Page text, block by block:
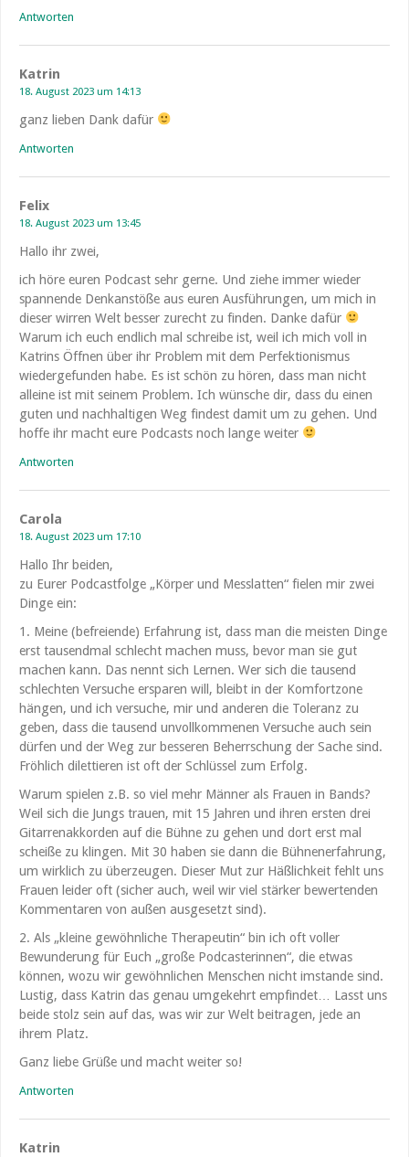
Antworten
Katrin
18. August 2023 um 14:13
ganz lieben Dank dafür
Antworten
Felix
18. August 2023 um 13:45
Hallo ihr zwei,
ich höre euren Podcast sehr gerne. Und ziehe immer wieder
spannende Denkanstöße aus euren Ausführungen, um mich in
dieser wirren Welt besser zurecht zu finden. Danke dafür
Warum ich euch endlich mal schreibe ist, weil ich mich voll in
Katrins Öffnen über ihr Problem mit dem Perfektionismus
wiedergefunden habe. Es ist schön zu hören, dass man nicht
alleine ist mit seinem Problem. Ich wünsche dir, dass du einen
guten und nachhaltigen Weg findest damit um zu gehen. Und
hoffe ihr macht eure Podcasts noch lange weiter
Antworten
Carola
18. August 2023 um 17:10
Hallo Ihr beiden,
zu Eurer Podcastfolge „Körper und Messlatten“ fielen mir zwei
Dinge ein:
1. Meine (befreiende) Erfahrung ist, dass man die meisten Dinge
erst tausendmal schlecht machen muss, bevor man sie gut
machen kann. Das nennt sich Lernen. Wer sich die tausend
schlechten Versuche ersparen will, bleibt in der Komfortzone
hängen, und ich versuche, mir und anderen die Toleranz zu
geben, dass die tausend unvollkommenen Versuche auch sein
dürfen und der Weg zur besseren Beherrschung der Sache sind.
Fröhlich dilettieren ist oft der Schlüssel zum Erfolg.
Warum spielen z.B. so viel mehr Männer als Frauen in Bands?
Weil sich die Jungs trauen, mit 15 Jahren und ihren ersten drei
Gitarrenakkorden auf die Bühne zu gehen und dort erst mal
scheiße zu klingen. Mit 30 haben sie dann die Bühnenerfahrung,
um wirklich zu überzeugen. Dieser Mut zur Häßlichkeit fehlt uns
Frauen leider oft (sicher auch, weil wir viel stärker bewertenden
Kommentaren von außen ausgesetzt sind).
2. Als „kleine gewöhnliche Therapeutin“ bin ich oft voller
Bewunderung für Euch „große Podcasterinnen“, die etwas
können, wozu wir gewöhnlichen Menschen nicht imstande sind.
Lustig, dass Katrin das genau umgekehrt empfindet… Lasst uns
beide stolz sein auf das, was wir zur Welt beitragen, jede an
ihrem Platz.
Ganz liebe Grüße und macht weiter so!
Antworten
Katrin